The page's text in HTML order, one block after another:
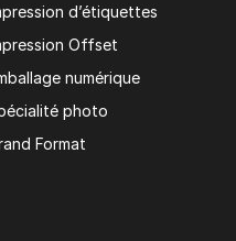
d’étiquettes
Offset
numérique
photo
Format